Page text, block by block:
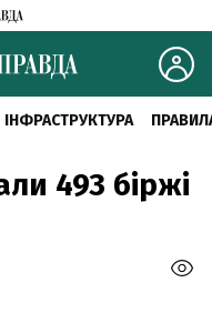
ІНФРАСТРУКТУРА
493 біржі